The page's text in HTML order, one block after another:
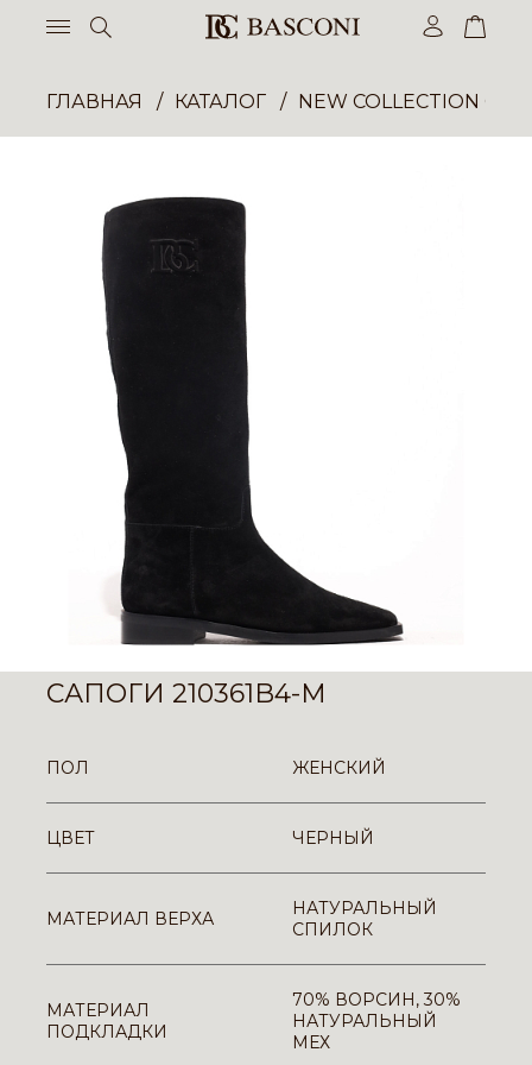
ГЛАВНАЯ КАТАЛОГ NEW COLLECTION
САПОГИ 210361B4-M
ПОЛ ЖЕНСКИЙ
ЦВЕТ ЧЕРНЫЙ
МАТЕРИАЛ ВЕРХА
НАТУРАЛЬНЫЙ
СПИЛОК
МАТЕРИАЛ
ПОДКЛАДКИ
70% ВОРСИН, 30%
НАТУРАЛЬНЫЙ
МЕХ